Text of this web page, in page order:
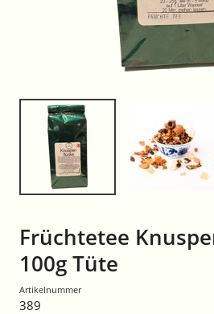
Früchtetee
100g Tüte
Artikelnummer
389